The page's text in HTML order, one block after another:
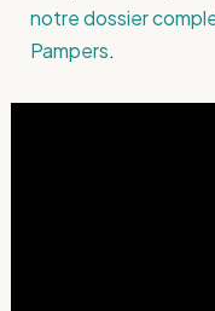
notre dossier
Pampers.